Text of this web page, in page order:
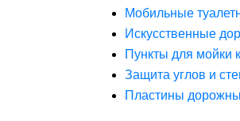
Мобильные
Искусственные
Пункты для мойки
Защита углов и
Пластины